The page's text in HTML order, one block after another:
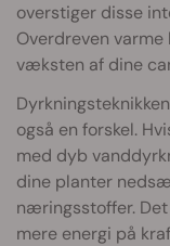
overstiger disse
Overdreven
væksten af dine
også en forskel.
med dyb
dine planter
næringsstoffer.
mere energi på